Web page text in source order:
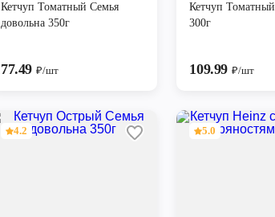
Кетчуп Томатный Семья
довольна 350г
77.49 ₽/шт
Кетчуп
300г
109.99 ₽/шт
4.2 5.0